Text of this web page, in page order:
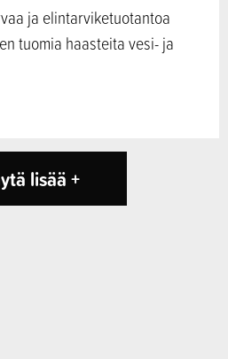
ja elintarviketuotantoa
tuomia haasteita vesi- ja
lisää +